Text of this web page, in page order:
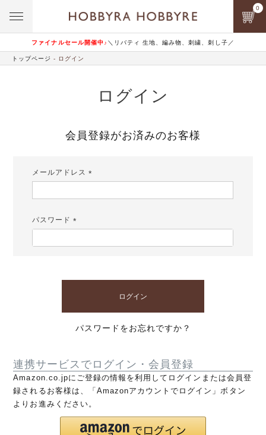
ファイナルセール開催中♪ ＼リバティ 生地、編み物、刺繍、刺し子／
0
トップページ ログイン
ログイン
会員登録がお済みのお客様
メールアドレス
パスワード
ログイン
パスワードをお忘れですか？
連携サービスでログイン・会員登録
Amazon.co.jpにご登録の情報を利用してログインまたは会員登
録されるお客様は、「Amazonアカウントでログイン」ボタン
よりお進みください。